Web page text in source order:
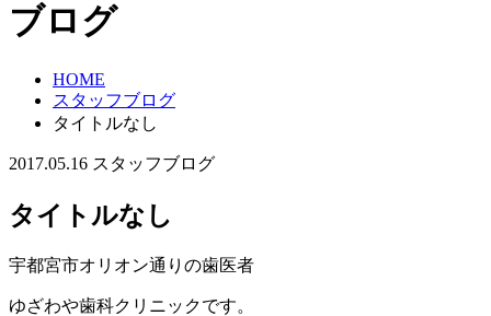
ブログ
HOME
スタッフブログ
タイトルなし
2017.05.16 スタッフブログ
タイトルなし
宇都宮市オリオン通りの歯医者
ゆざわや歯科クリニックです。